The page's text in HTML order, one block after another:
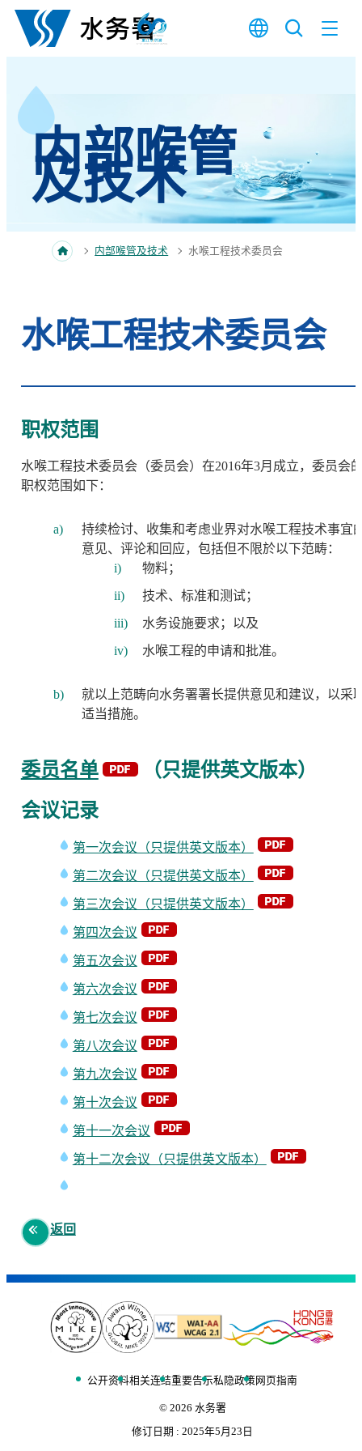
跳至内容
内部喉管
及技术
内部喉管及技术 水喉工程技术委员会
水喉工程技术委员会
职权范围
水喉工程技术委员会（委员会）在2016年3月成立，委员会
职权范围如下：
持续检讨、收集和考虑业界对水喉工程技术事宜
意见、评论和回应，包括但不限於以下范畴：
物料；
技术、标准和测试；
水务设施要求；以及
水喉工程的申请和批准。
就以上范畴向水务署署长提供意见和建议，以采
适当措施。
委员名单
（只提供英文版本）
会议记录
第一次会议（只提供英文版本）
第二次会议（只提供英文版本）
第三次会议（只提供英文版本）
第四次会议
第五次会议
第六次会议
第七次会议
第八次会议
第九次会议
第十次会议
第十一次会议
第十二次会议（只提供英文版本）
返回
公开资料相关连结重要告示私隐政策 网页指南
© 2026 水务署
修订日期 :2025年5月23日